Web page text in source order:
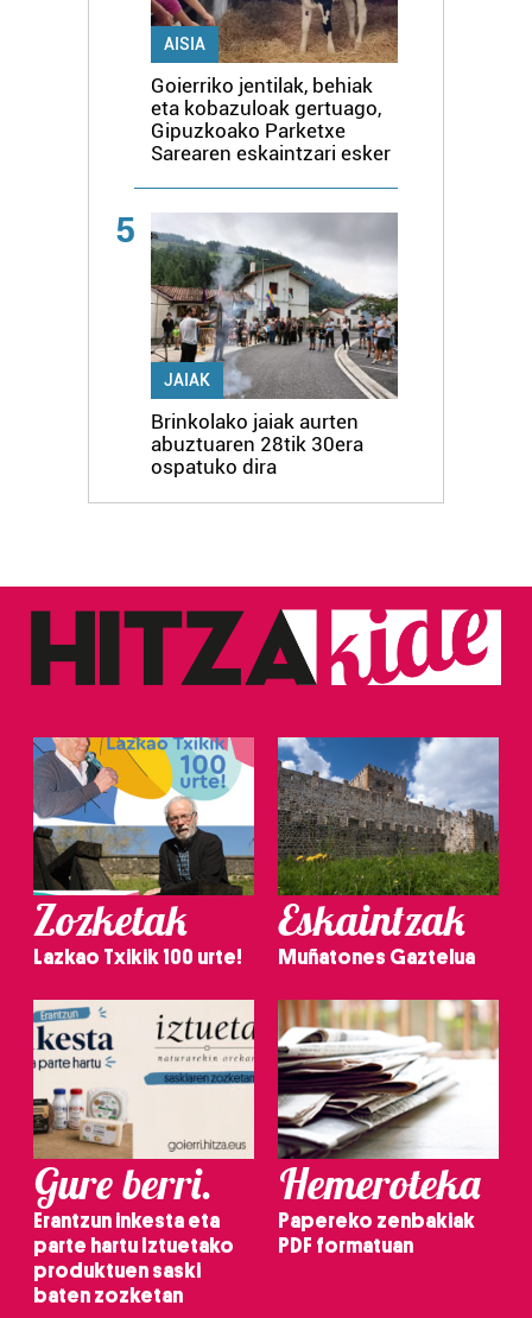
AISIA
Goierriko jentilak, behiak
eta kobazuloak gertuago,
Gipuzkoako Parketxe
Sarearen eskaintzari esker
5
JAIAK
Brinkolako jaiak aurten
abuztuaren 28tik 30era
ospatuko dira
Zozketak
Lazkao Txikik 100 urte!
Eskaintzak
Muñatones Gaztelua
Gure berri.
Erantzun inkesta eta
parte hartu Iztuetako
produktuen saski
baten zozketan
Hemeroteka
Papereko zenbakiak
PDF formatuan